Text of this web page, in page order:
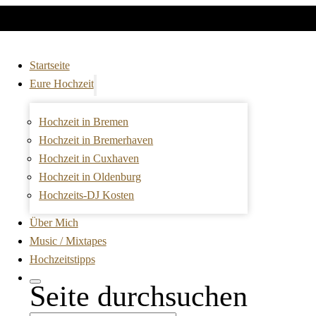
Startseite
Eure Hochzeit
Hochzeit in Bremen
Hochzeit in Bremerhaven
Hochzeit in Cuxhaven
Hochzeit in Oldenburg
Hochzeits-DJ Kosten
Über Mich
Music / Mixtapes
Hochzeitstipps
Seite durchsuchen